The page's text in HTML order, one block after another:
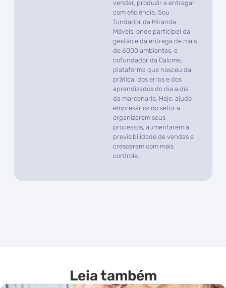
vender, produzir e entregar
com eficiência. Sou
fundador da Miranda
Móveis, onde participei da
gestão e da entrega de mais
de 6000 ambientes, e
cofundador da Calcme,
plataforma que nasceu da
prática, dos erros e dos
aprendizados do dia a dia
da marcenaria. Hoje, ajudo
empresários do setor a
organizarem seus
processos, aumentarem a
previsibilidade de vendas e
crescerem com mais
controle.
Leia também